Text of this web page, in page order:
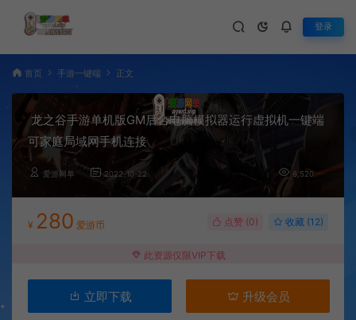
登录
首页 手游一键端 正文
龙之谷手游单机版GM后台电脑模拟器运行虚拟机一键端
可家庭局域网手机连接
爱游网单 2022-10-22 6,520
¥ 280 爱游币 点赞 (0) 收藏 (12)
此资源仅限VIP下载
立即下载 升级会员